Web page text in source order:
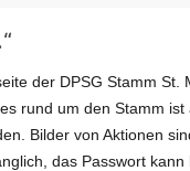
der DPSG Stamm St.
rund um den Stamm ist
Bilder von Aktionen
das Passwort kann